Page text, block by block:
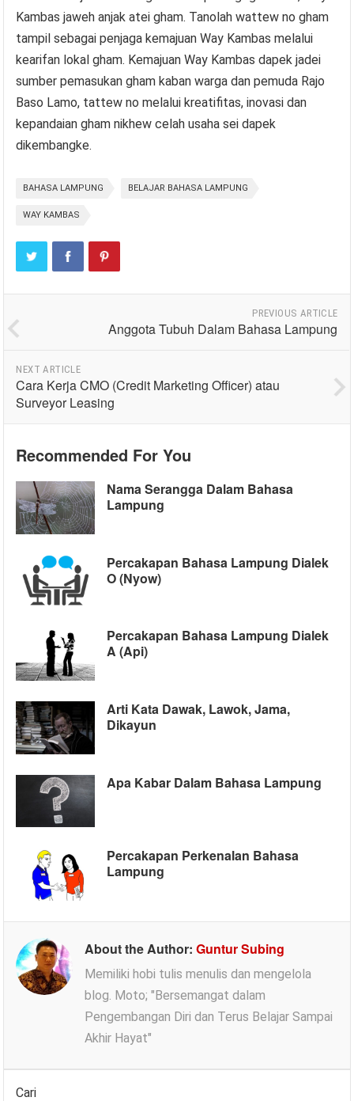
Kambas jaweh anjak atei gham. Tanolah wattew no gham
tampil sebagai penjaga kemajuan Way Kambas melalui
kearifan lokal gham. Kemajuan Way Kambas dapek jadei
sumber pemasukan gham kaban warga dan pemuda Rajo
Baso Lamo, tattew no melalui kreatifitas, inovasi dan
kepandaian gham nikhew celah usaha sei dapek
dikembangke.
BAHASA LAMPUNG BELAJAR BAHASA LAMPUNG
WAY KAMBAS
PREVIOUS ARTICLE
Anggota Tubuh Dalam Bahasa Lampung
NEXT ARTICLE
Cara Kerja CMO (Credit Marketing Officer) atau
Surveyor Leasing
Recommended For You
Nama Serangga Dalam Bahasa
Lampung
Percakapan Bahasa Lampung Dialek
O (Nyow)
Percakapan Bahasa Lampung Dialek
A (Api)
Arti Kata Dawak, Lawok, Jama,
Dikayun
Apa Kabar Dalam Bahasa Lampung
Percakapan Perkenalan Bahasa
Lampung
About the Author:Guntur Subing
Memiliki hobi tulis menulis dan mengelola
blog. Moto; "Bersemangat dalam
Pengembangan Diri dan Terus Belajar Sampai
Akhir Hayat"
Cari